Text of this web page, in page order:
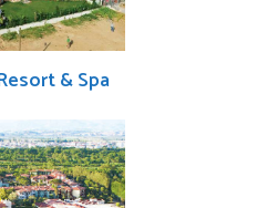
& Spa